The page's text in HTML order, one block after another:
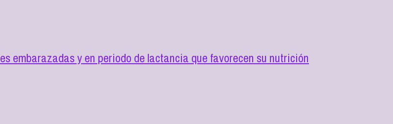
embarazadas y en periodo de lactancia que favorecen su nutrición